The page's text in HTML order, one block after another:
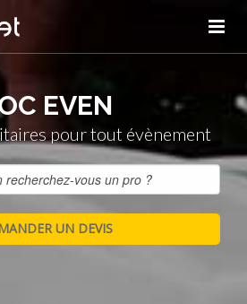
EVEN
pour tout évènement